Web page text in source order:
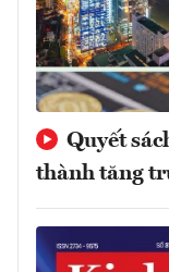
Quyết
thành tăng